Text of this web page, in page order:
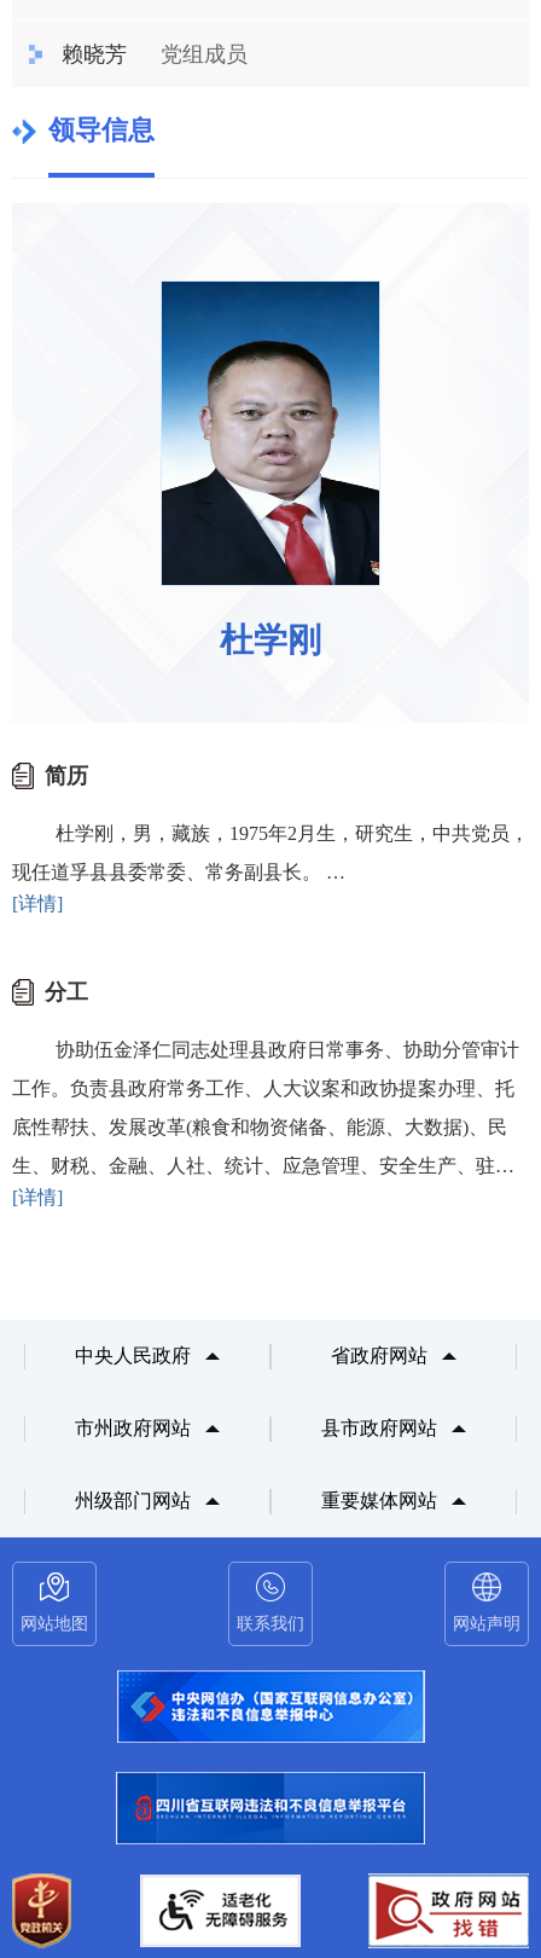
赖晓芳 党组成员
领导信息
杜学刚
简历
杜学刚，男，藏族，1975年2月生，研究生，中共党员，
现任道孚县县委常委、常务副县长。 …
[详情]
分工
协助伍金泽仁同志处理县政府日常事务、协助分管审计
工作。负责县政府常务工作、人大议案和政协提案办理、托
底性帮扶、发展改革(粮食和物资储备、能源、大数据)、民
生、财税、金融、人社、统计、应急管理、安全生产、驻蓉
事务、驻康事务、电力建设、国资国企、招商引资及分管领
[详情]
中央人民政府 省政府网站
市州政府网站 县市政府网站
州级部门网站 重要媒体网站
网站地图 联系我们 网站声明